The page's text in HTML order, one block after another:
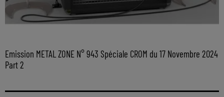
Emission METAL ZONE N° 943 Spéciale CROM du 17 Novembre 2024
Part 2